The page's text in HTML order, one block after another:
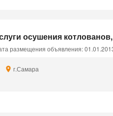
осушения
размещения объявления:
г.Самара